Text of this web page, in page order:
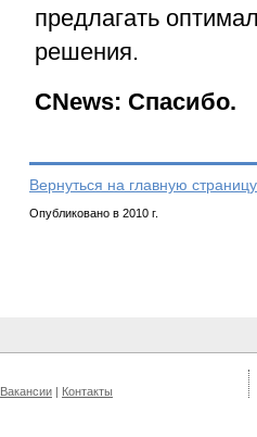
предлагать
решения.
CNews: Спасибо.
Вернуться на главную
Опубликовано в 2010 г.
Вакансии | Контакты